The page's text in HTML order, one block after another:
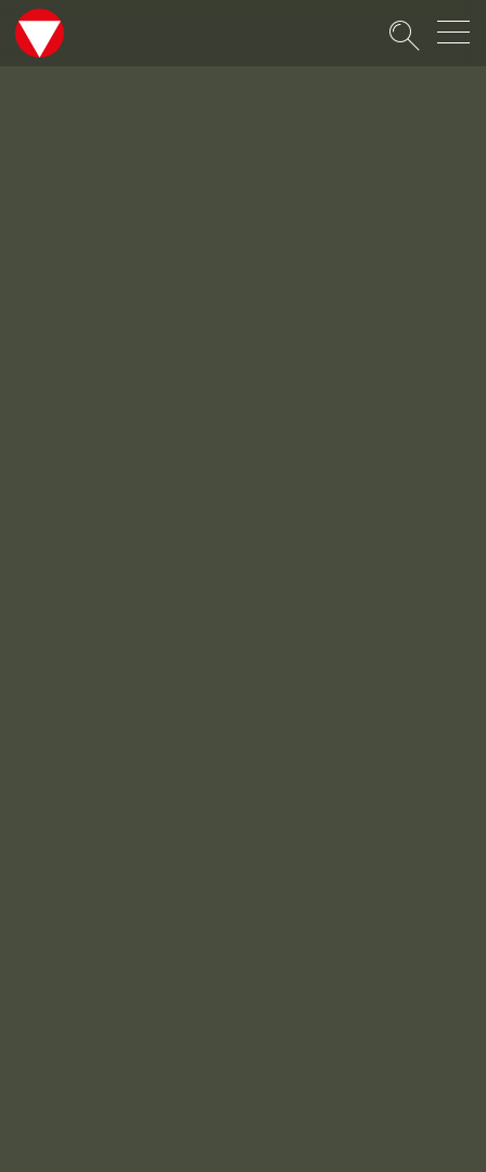
Suche